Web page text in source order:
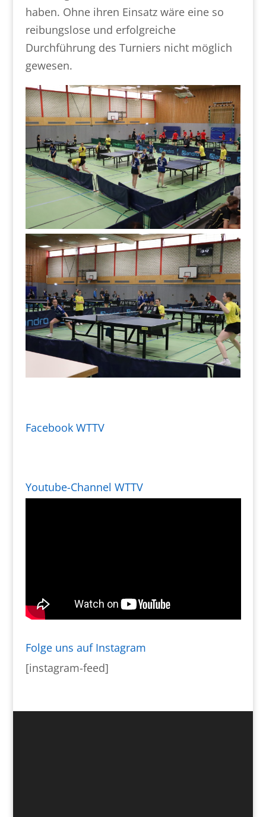
haben. Ohne ihren Einsatz wäre eine so
reibungslose und erfolgreiche
Durchführung des Turniers nicht möglich
gewesen.
Facebook WTTV
Youtube-Channel WTTV
Folge uns auf Instagram
[instagram-feed]